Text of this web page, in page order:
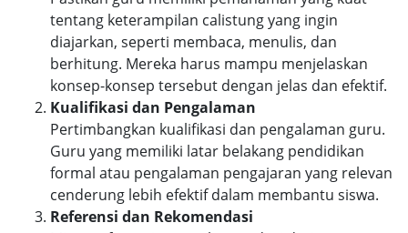
tentang keterampilan calistung yang ingin
diajarkan, seperti membaca, menulis, dan
berhitung. Mereka harus mampu menjelaskan
konsep-konsep tersebut dengan jelas dan efektif.
Kualifikasi dan Pengalaman
Pertimbangkan kualifikasi dan pengalaman guru.
Guru yang memiliki latar belakang pendidikan
formal atau pengalaman pengajaran yang relevan
cenderung lebih efektif dalam membantu siswa.
Referensi dan Rekomendasi